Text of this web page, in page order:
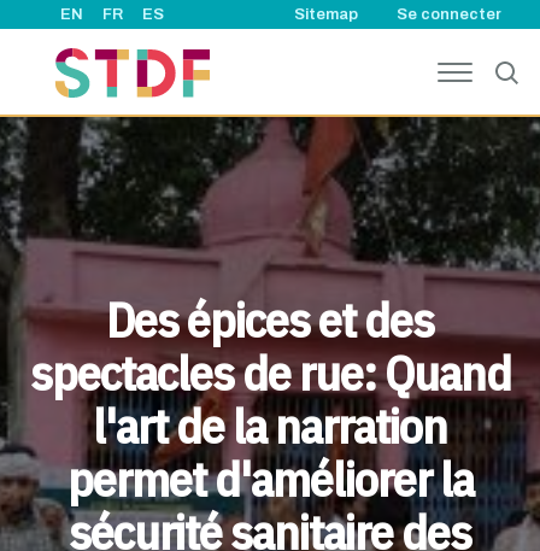
Aller au contenu principal
EN FR ES Sitemap User account
Se connecter
Des épices et des
spectacles de rue: Quand
l'art de la narration
permet d'améliorer la
sécurité sanitaire des